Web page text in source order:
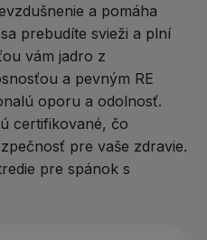
a pomáha
prebudíte svieži a plní
vám jadro z
a pevným RE
oporu a odolnosť.
certifikované, čo
pre vaše zdravie.
pre spánok s